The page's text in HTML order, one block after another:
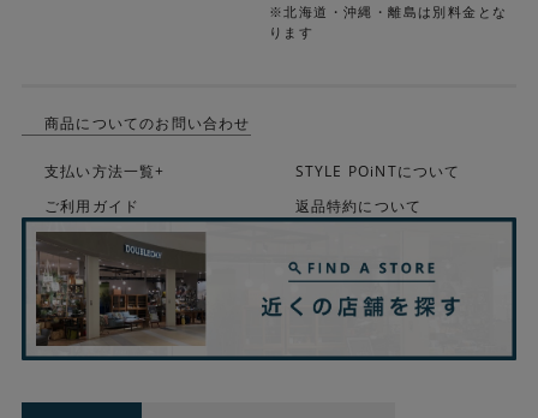
※北海道・沖縄・離島は別料金とな
ります
商品についてのお問い合わせ
支払い方法一覧+
STYLE POiNTについて
ご利用ガイド
返品特約について